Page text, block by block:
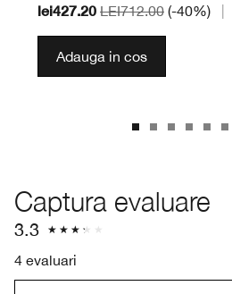
lei427.20 LEI712.00 (-40%)
Adauga in cos
Captura evaluare
3.3
4 evaluari